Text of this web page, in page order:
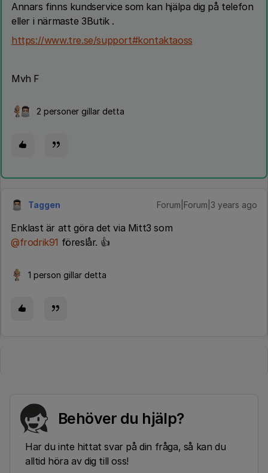
Annars finns kundservice som kan hjälpa dig på telefon
eller i närmaste 3Butik .
https://www.tre.se/support#kontaktaoss
Mvh F
2 personer gillar detta
Taggen Forum|Forum|3 years ago
Enklast är att göra det via Mitt3 som
@frodrik91 föreslår. 👍
1 person gillar detta
Behöver du hjälp?
Har du inte hittat svar på din fråga, så kan du
alltid höra av dig till oss!